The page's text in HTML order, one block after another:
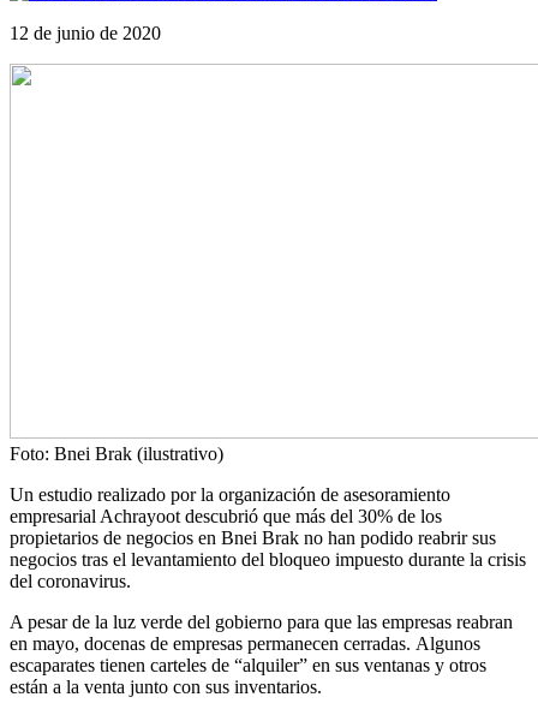
12 de junio de 2020
Foto: Bnei Brak (ilustrativo)
Un estudio realizado por la organización de asesoramiento
empresarial Achrayoot descubrió que más del 30% de los
propietarios de negocios en Bnei Brak no han podido reabrir sus
negocios tras el levantamiento del bloqueo impuesto durante la crisis
del coronavirus.
A pesar de la luz verde del gobierno para que las empresas reabran
en mayo, docenas de empresas permanecen cerradas. Algunos
escaparates tienen carteles de “alquiler” en sus ventanas y otros
están a la venta junto con sus inventarios.